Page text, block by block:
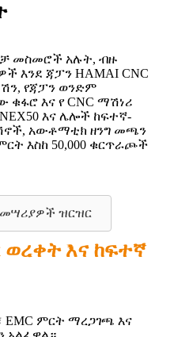
መስመሮች አሉት, ብዙ
እንደ ጃፓን HAMAI CNC
የጃፓን ወንድም
ቁፋሮ እና የ CNC ማሽነሪ
እና ሌሎች ከፍተኛ-
አውቶማቲክ ዘንግ መጫን
እስከ 50,000 ቁርጥራጮች
ዝርዝር
ወረቀት እና ከፍተኛ
EMC ምርት ማረጋገጫ እና